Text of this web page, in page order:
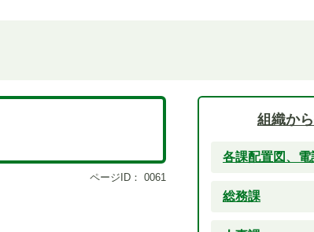
ページID： 0061
組織か
各課配置図、
総務課